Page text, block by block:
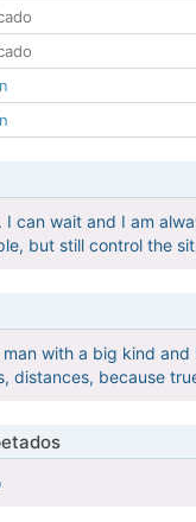
can wait and I am
but still control the
with a big kind
distances, because